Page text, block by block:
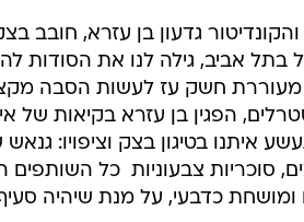
גדעון בן עזרא, חובב
בתל אביב, גילה לנו את הסודות
חשק עז לעשות הסבה
הפגין בן עזרא בקיאות
איתנו בטיגון בצק וציפויו: גנאש
סוכריות צבעוניות  כל
ומושחת כדבעי, על מנת שיהיה